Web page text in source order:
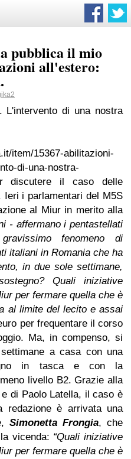
pubblica il mio
all'estero:
L'intervento di una nostra
item/15367-abilitazioni-
di-una-nostra-
discutere il caso delle
Ieri i parlamentari del M5S
al Miur in merito alla
- affermano i pentastellati
fenomeno di
italiani in Romania che ha
in due sole settimane,
Quali iniziative
per fermare quella che è
al limite del lecito e assai
per frequentare il corso
Ma, in compenso, si
a casa con una
in tasca e con la
livello B2. Grazie alla
di Paolo Latella, il caso è
redazione è arrivata una
Simonetta Frongia, che
vicenda: “Quali iniziative
per fermare quella che è